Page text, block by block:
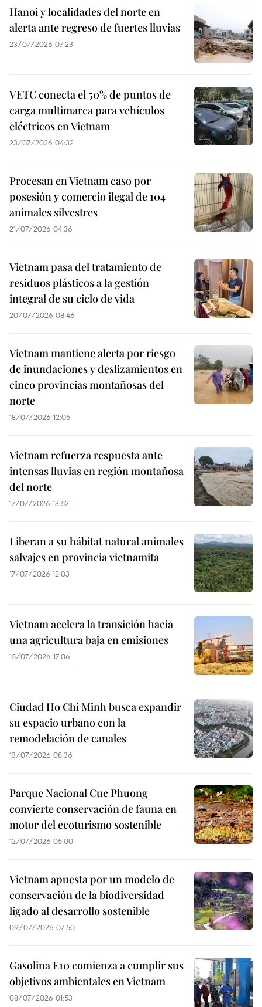
Hanoi y localidades del norte en
alerta ante regreso de fuertes lluvias
23/07/2026 07:23
VETC conecta el 50% de puntos de
carga multimarca para vehículos
eléctricos en Vietnam
23/07/2026 04:32
Procesan en Vietnam caso por
posesión y comercio ilegal de 104
animales silvestres
21/07/2026 04:36
Vietnam pasa del tratamiento de
residuos plásticos a la gestión
integral de su ciclo de vida
20/07/2026 08:46
Vietnam mantiene alerta por riesgo
de inundaciones y deslizamientos en
cinco provincias montañosas del
norte
18/07/2026 12:05
Vietnam refuerza respuesta ante
intensas lluvias en región montañosa
del norte
17/07/2026 13:52
Liberan a su hábitat natural animales
salvajes en provincia vietnamita
17/07/2026 12:03
Vietnam acelera la transición hacia
una agricultura baja en emisiones
15/07/2026 17:06
Ciudad Ho Chi Minh busca expandir
su espacio urbano con la
remodelación de canales
13/07/2026 08:36
Parque Nacional Cuc Phuong
convierte conservación de fauna en
motor del ecoturismo sostenible
12/07/2026 05:00
Vietnam apuesta por un modelo de
conservación de la biodiversidad
ligado al desarrollo sostenible
09/07/2026 07:50
Gasolina E10 comienza a cumplir sus
objetivos ambientales en Vietnam
08/07/2026 01:53